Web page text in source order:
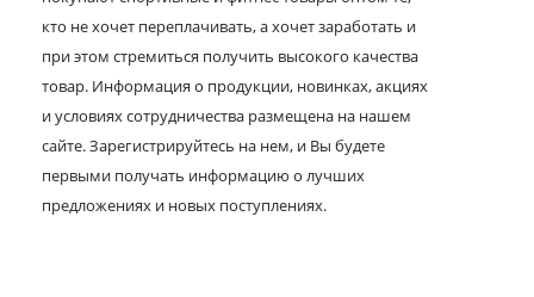
кто не хочет переплачивать, а хочет заработать и
при этом стремиться получить высокого качества
товар. Информация о продукции, новинках, акциях
и условиях сотрудничества размещена на нашем
сайте. Зарегистрируйтесь на нем, и Вы будете
первыми получать информацию о лучших
предложениях и новых поступлениях.